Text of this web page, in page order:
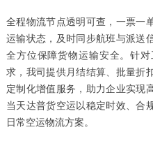
全程物流节点透明可查，一票一
运输状态，及时同步航班与派送
全方位保障货物运输安全。针
求，我司提供月结结算、批量折
定制化增值服务，助力企业实现
当天达普货空运以稳定时效、合
日常空运物流方案。